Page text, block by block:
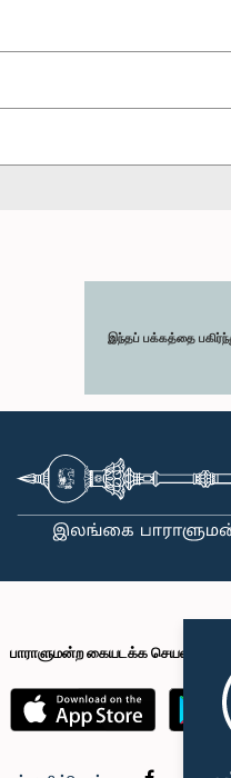
இந்தப் பக்கத்தை
பாராளுமன்ற கையடக்க செயலி